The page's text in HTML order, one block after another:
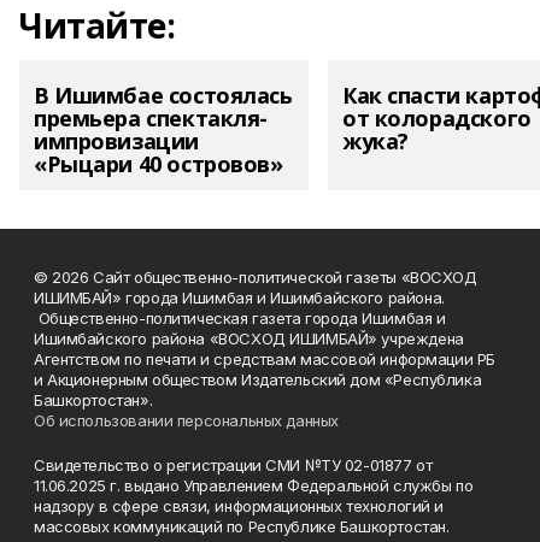
Читайте:
В Ишимбае состоялась
премьера спектакля-
импровизации
«Рыцари 40 островов»
Как спасти
от колорадского
жука?
© 2026 Сайт общественно-политической газеты «ВОСХОД
ИШИМБАЙ» города Ишимбая и Ишимбайского района.
Общественно-политическая газета города Ишимбая и
Ишимбайского района «ВОСХОД ИШИМБАЙ» учреждена
Агентством по печати и средствам массовой информации РБ
и Акционерным обществом Издательский дом «Республика
Башкортостан».
Об использовании персональных данных
Свидетельство о регистрации СМИ №ТУ 02-01877 от
11.06.2025 г. выдано Управлением Федеральной службы по
надзору в сфере связи, информационных технологий и
массовых коммуникаций по Республике Башкортостан.